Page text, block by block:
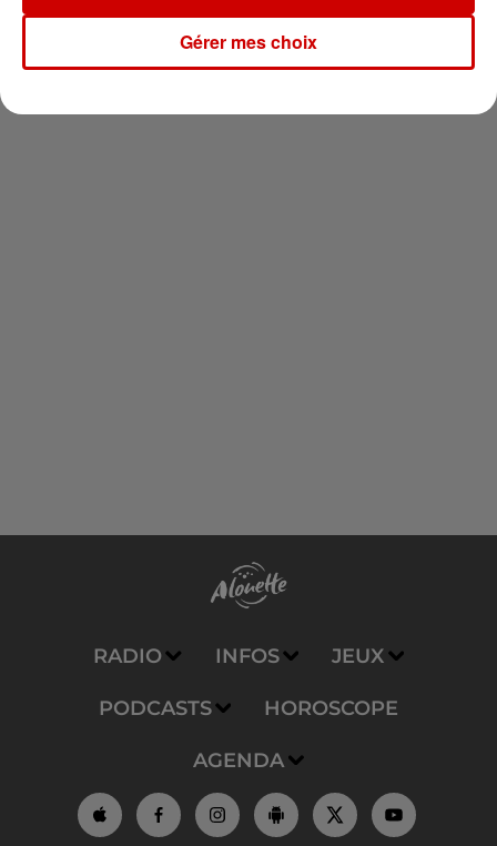
Newsletter
RADIO INFOS JEUX
PODCASTS HOROSCOPE
AGENDA
Gérer mes choix